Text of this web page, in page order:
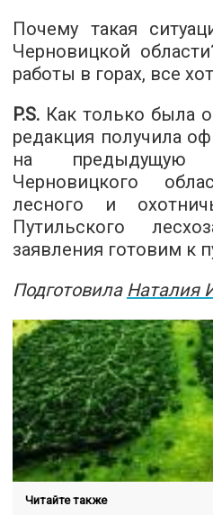
Почему такая
Черновицкой
работы в горах, все
P.S. Как только была
редакция получила
на предыдущую
Черновицкого
лесного и
Путильского
заявления готовим к
Подготовила Наталия
Читайте также